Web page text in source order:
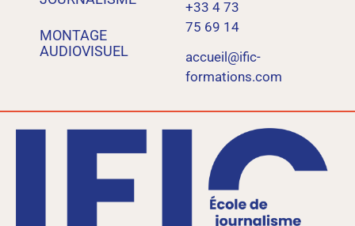
MONTAGE
AUDIOVISUEL
+33 4 73
75 69 14
accueil@ific-
formations.com